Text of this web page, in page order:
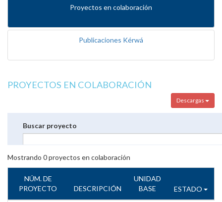
Proyectos en colaboración
Publicaciones Kérwá
PROYECTOS EN COLABORACIÓN
Descargas
Buscar proyecto
Mostrando 0proyectos en colaboración
NÚM. DE
PROYECTO
DESCRIPCIÓN
UNIDAD
BASE
ESTADO